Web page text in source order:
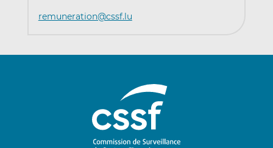
remuneration@cssf.lu